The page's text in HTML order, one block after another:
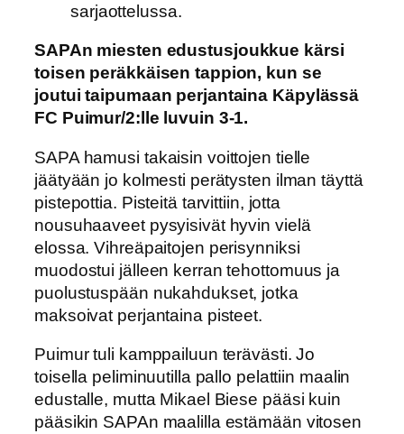
sarjaottelussa.
SAPAn miesten edustusjoukkue kärsi
toisen peräkkäisen tappion, kun se
joutui taipumaan perjantaina Käpylässä
FC Puimur/2:lle luvuin 3-1.
SAPA hamusi takaisin voittojen tielle
jäätyään jo kolmesti perätysten ilman täyttä
pistepottia. Pisteitä tarvittiin, jotta
nousuhaaveet pysyisivät hyvin vielä
elossa. Vihreäpaitojen perisynniksi
muodostui jälleen kerran tehottomuus ja
puolustuspään nukahdukset, jotka
maksoivat perjantaina pisteet.
Puimur tuli kamppailuun terävästi. Jo
toisella peliminuutilla pallo pelattiin maalin
edustalle, mutta Mikael Biese pääsi kuin
pääsikin SAPAn maalilla estämään vitosen